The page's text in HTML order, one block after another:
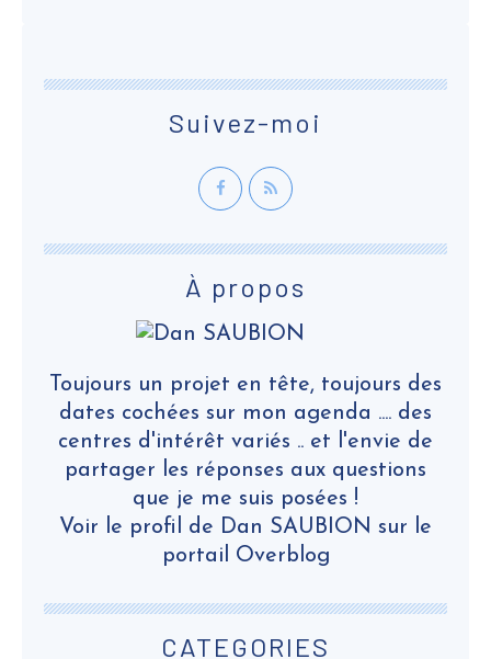
CATEGORIES
Suivez-moi
À propos
Toujours un projet en tête, toujours des
dates cochées sur mon agenda .... des
centres d'intérêt variés .. et l'envie de
partager les réponses aux questions
que je me suis posées !
Voir le profil de Dan SAUBION sur le
portail Overblog